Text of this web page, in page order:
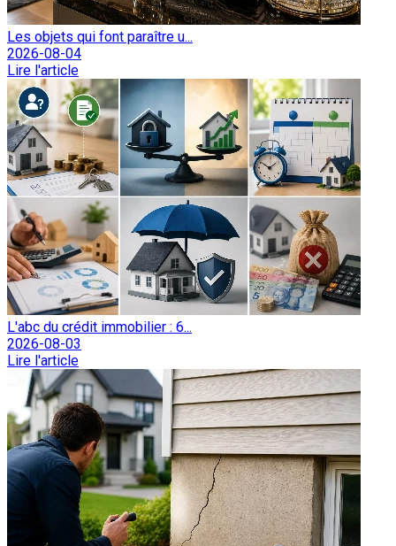
Les objets qui font paraître u...
2026-08-04
Lire l'article
L'abc du crédit immobilier : 6...
2026-08-03
Lire l'article